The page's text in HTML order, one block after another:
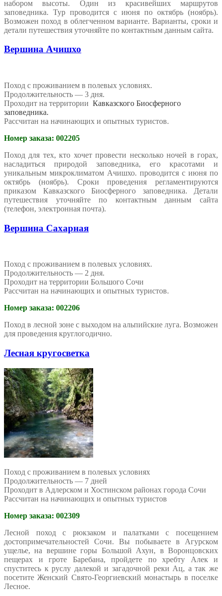
набором высоты. Один из красивейших маршрутов
заповедника. Тур проводится с июня по октябрь (ноябрь).
Возможен поход в облегченном варианте. Варианты, сроки и
детали путешествия уточняйте по контактным данным сайта.
Вершина Ачишхо
Поход с проживанием в полевых условиях.
Продолжительность — 3 дня.
Проходит на территории Кавказского Биосферного
заповедника.
Рассчитан на начинающих и опытных туристов.
Номер заказа: 002205
Поход для тех, кто хочет провести несколько ночей в горах,
насладиться природой заповедника, его красотами и
уникальным микроклиматом Ачишхо. проводится с июня по
октябрь (ноябрь). Сроки проведения регламентируются
приказом Кавказского Биосферного заповедника. Детали
путешествия уточняйте по контактным данным сайта
(телефон, электронная почта).
Вершина Сахарная
Поход с проживанием в полевых условиях.
Продолжительность — 2 дня.
Проходит на территории Большого Сочи
Рассчитан на начинающих и опытных туристов.
Номер заказа: 002206
Поход в лесной зоне с выходом на альпийские луга. Возможен
для проведения круглогодично.
Лесная кругосветка
Поход с проживанием в полевых условиях
Продолжительность — 7 дней
Проходит в Адлерском и Хостинском районах города Сочи
Рассчитан на начинающих и опытных туристов
Номер заказа: 002309
Лесной поход с рюкзаком и палатками с посещением
достопримечательностей Сочи. Вы побываете в Агурском
ущелье, на вершине горы Большой Ахун, в Воронцовских
пещерах и гроте Баребана, пройдете по хребту Алек и
спуститесь к руслу далекой и загадочной реки Ац, а так же
посетите Женский Свято-Георгиевский монастырь в поселке
Лесное.